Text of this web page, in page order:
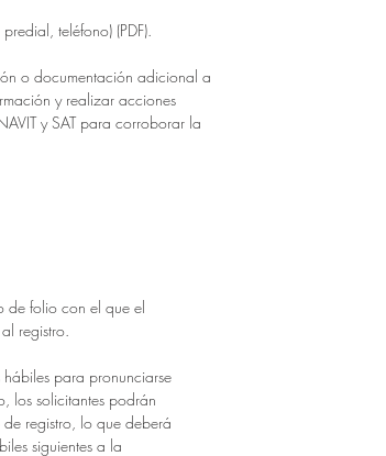
teléfono) (PDF).
o documentación adicional a
y realizar acciones
y SAT para corroborar la
de folio con el que el
registro.
para pronunciarse
los solicitantes podrán
registro, lo que deberá
siguientes a la